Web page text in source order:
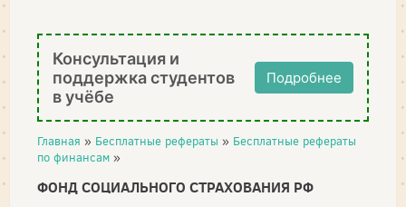
Консультация и
поддержка студентов
в учёбе
Подробнее
Главная » Бесплатные рефераты » Бесплатные рефераты
по финансам »
ФОНД СОЦИАЛЬНОГО СТРАХОВАНИЯ РФ